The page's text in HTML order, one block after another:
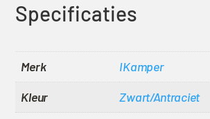
Specificaties
Merk
IKamper
Kleur
Zwart/Antraciet